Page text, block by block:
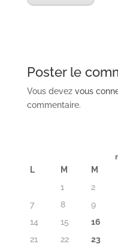
Poster le
Vous devez vous
commentaire.
L M M
1
2
7
8 9
14
15 16
21
22 23